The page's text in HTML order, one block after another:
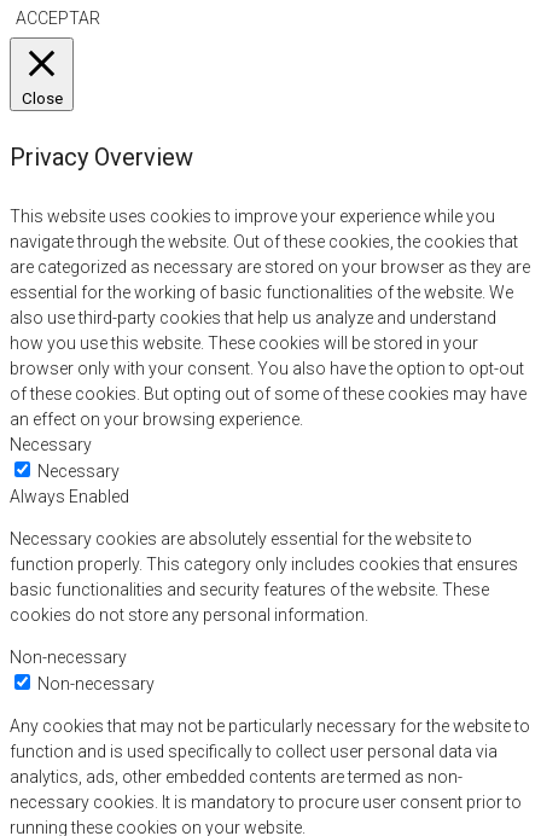
ACCEPTAR
Close
Privacy Overview
This website uses cookies to improve your experience while you
navigate through the website. Out of these cookies, the cookies that
are categorized as necessary are stored on your browser as they are
essential for the working of basic functionalities of the website. We
also use third-party cookies that help us analyze and understand
how you use this website. These cookies will be stored in your
browser only with your consent. You also have the option to opt-out
of these cookies. But opting out of some of these cookies may have
an effect on your browsing experience.
Necessary
Necessary
Always Enabled
Necessary cookies are absolutely essential for the website to
function properly. This category only includes cookies that ensures
basic functionalities and security features of the website. These
cookies do not store any personal information.
Non-necessary
Non-necessary
Any cookies that may not be particularly necessary for the website to
function and is used specifically to collect user personal data via
analytics, ads, other embedded contents are termed as non-
necessary cookies. It is mandatory to procure user consent prior to
running these cookies on your website.